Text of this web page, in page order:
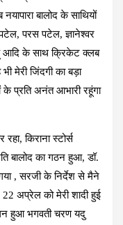
बालोद के साथियों
परस पटेल, ज्ञानेश्वर
आदि के साथ क्रिकेट क्लब
मेरी जिंदगी का बड़ा
प्रति अनंत आभारी रहूंगा
किराना स्टोर्स
बालोद का गठन हुआ, डॉ.
, सरजी के निर्देश से मैने
अप्रेल को मेरी शादी हुई
हुआ भगवती चरण यदु